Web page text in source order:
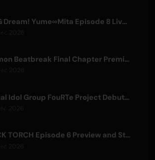
BanG Dream! Yume∞Mita Episode 8 Live Clip Released
Digimon Beatbreak Final Chapter Premieres August 9, Free Episode Batch on YouTube
Virtual Idol Group FouRTe Project Debuts with 'ALL IN' Album Produced by m-flo's ☆Taku Takahashi
BLACK TORCH Episode 6 Preview and Streaming Details